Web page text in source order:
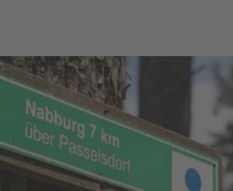
Richtung
durch dichten
den Döllnitzbach